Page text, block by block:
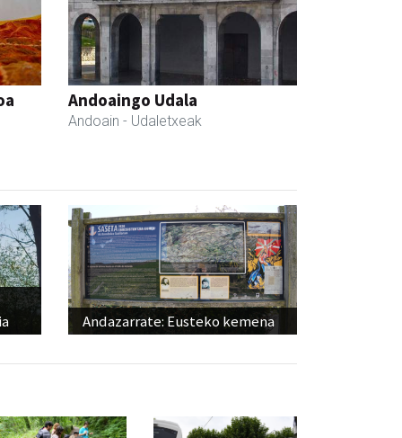
Andoaingo Udala
Andoain - Udaletxeak
Andazarrate: Eusteko kemena